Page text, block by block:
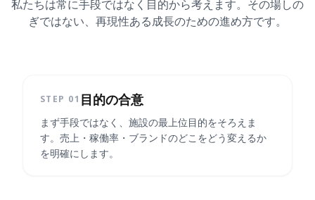
私たちは常に手段ではなく目的から考えます。 その場しの
ぎではない、再現性ある成長のための進め方です。
STEP 01 目的の合意
まず手段ではなく、施設の最上位目的をそろえま
す。売上・稼働率・ブランドのどこをどう変えるか
を明確にします。